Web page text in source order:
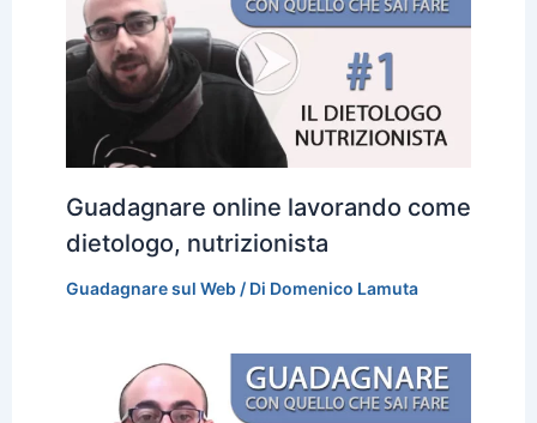
Guadagnare online lavorando come
dietologo, nutrizionista
Guadagnare sul Web/ Di Domenico Lamuta